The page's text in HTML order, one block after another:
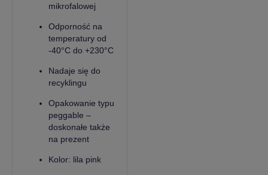
mikrofalowej
Odporność na
temperatury od
-40°C do +230°C
Nadaje się do
recyklingu
Opakowanie typu
peggable –
doskonałe także
na prezent
Kolor: lila pink